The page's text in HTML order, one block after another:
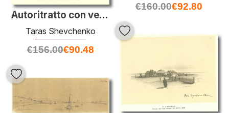
€160.00€92.80
Autoritratto con vestito scuro
Taras Shevchenko
€156.00€90.48